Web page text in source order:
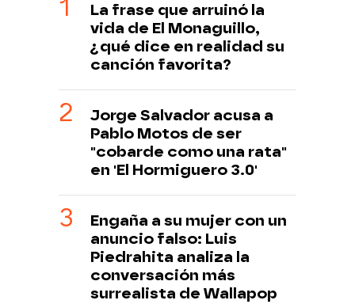
La frase que arruinó la
vida de El Monaguillo,
¿qué dice en realidad su
canción favorita?
Jorge Salvador acusa a
Pablo Motos de ser
"cobarde como una rata"
en 'El Hormiguero 3.0'
Engaña a su mujer con un
anuncio falso: Luis
Piedrahita analiza la
conversación más
surrealista de Wallapop